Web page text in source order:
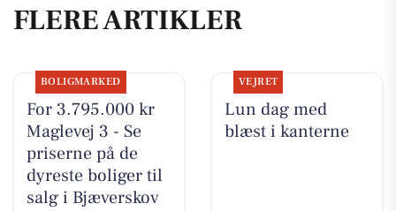
FLERE ARTIKLER
BOLIGMARKED
For 3.795.000 kr
Maglevej 3 - Se
priserne på de
dyreste boliger til
salg i Bjæverskov
VEJRET
Lun dag med
blæst i kanterne